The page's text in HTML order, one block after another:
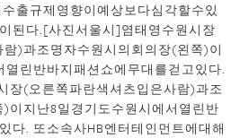
출규제영향이예상보다심각할수있
된다.[사진서울시]염태영수원시장
)과조명자수원시의회의장(왼쪽)이
린반바지패션쇼에무대를걷고있다.
장(오른쪽파란색셔츠입은사람)과조
이지난8일경기도수원시에서열린반
다. 또소속사HB엔터테인먼트에대해